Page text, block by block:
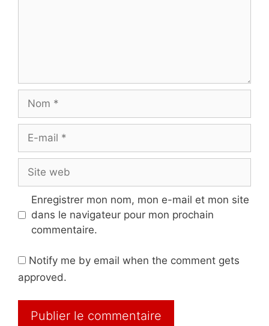
Nom
Site
web
Enregistrer mon nom, mon e-mail et mon site
dans le navigateur pour mon prochain
commentaire.
Notify me by email when the comment gets
approved.